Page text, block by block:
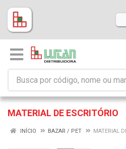
MATERIAL DE ESCRITÓRIO
INÍCIO BAZAR / PET MATERIAL